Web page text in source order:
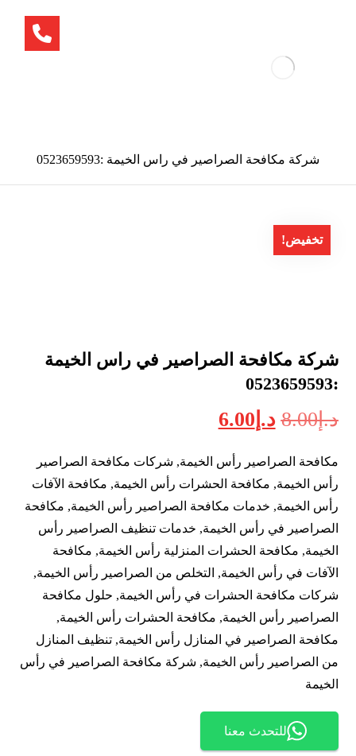
شركة مكافحة الصراصير في راس الخيمة :0523659593
تخفيض!
شركة مكافحة الصراصير في راس الخيمة
:0523659593
د.إ8.00 د.إ 6.00
مكافحة الصراصير رأس الخيمة, شركات مكافحة الصراصير
رأس الخيمة, مكافحة الحشرات رأس الخيمة, مكافحة الآفات
رأس الخيمة, خدمات مكافحة الصراصير رأس الخيمة, مكافحة
الصراصير في رأس الخيمة, خدمات تنظيف الصراصير رأس
الخيمة, مكافحة الحشرات المنزلية رأس الخيمة, مكافحة
الآفات في رأس الخيمة, التخلص من الصراصير رأس الخيمة,
شركات مكافحة الحشرات في رأس الخيمة, حلول مكافحة
الصراصير رأس الخيمة, مكافحة الحشرات رأس الخيمة,
مكافحة الصراصير في المنازل رأس الخيمة, تنظيف المنازل
من الصراصير رأس الخيمة, شركة مكافحة الصراصير في رأس
الخيمة
للتحدث معنا